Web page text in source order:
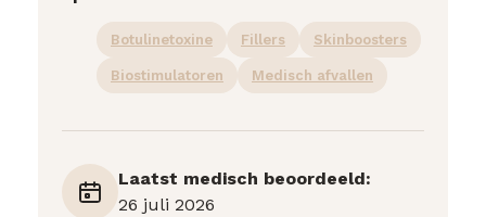
Botulinetoxine Fillers Skinboosters
Biostimulatoren Medisch afvallen
Laatst medisch beoordeeld:
26 juli 2026